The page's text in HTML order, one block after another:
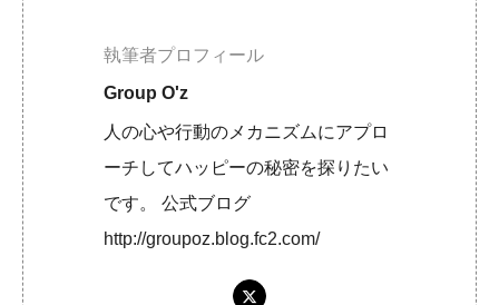
執筆者プロフィール
Group O'z
人の心や行動のメカニズムにアプロ
ーチしてハッピーの秘密を探りたい
です。 公式ブログ
http://groupoz.blog.fc2.com/